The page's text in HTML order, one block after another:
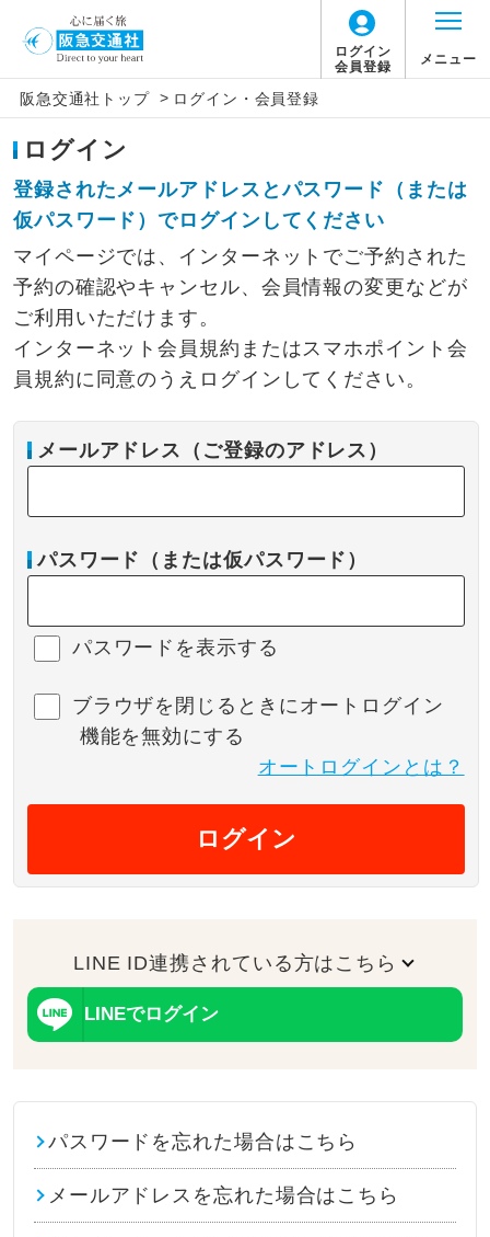
ログイン
会員登録
メニュー
阪急交通社トップ > ログイン・会員登録
ログイン
登録されたメールアドレスとパスワード（または
仮パスワード）でログインしてください
マイページでは、インターネットでご予約された
予約の確認やキャンセル、会員情報の変更などが
ご利用いただけます。
インターネット会員規約またはスマホポイント会
員規約に同意のうえログインしてください。
メールアドレス（ご登録のアドレス）
パスワード（または仮パスワード）
パスワードを表示する
ブラウザを閉じるときにオートログイン
機能を無効にする
オートログインとは？
ログイン
LINE ID連携されている方はこちら
LINEでログイン
パスワードを忘れた場合はこちら
メールアドレスを忘れた場合はこちら